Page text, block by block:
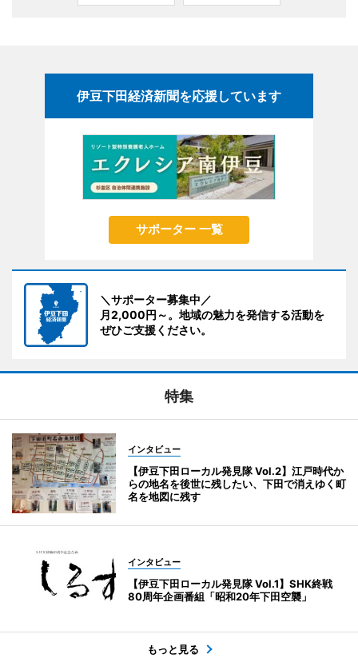
伊豆下田経済新聞を応援しています
サポーター 一覧
＼サポーター募集中／
月2,000円～。地域の魅力を発信する活動を
ぜひご支援ください。
特集
インタビュー
【伊豆下田ローカル発見隊 Vol.2】江戸時代か
らの地名を後世に残したい、下田で消えゆく町
名を地図に残す
インタビュー
【伊豆下田ローカル発見隊 Vol.1】SHK終戦
80周年企画番組「昭和20年下田空襲」
もっと見る